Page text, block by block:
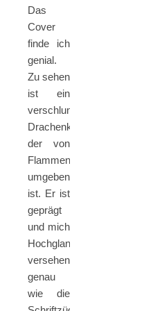
Das
Cover
finde ich
genial.
Zu sehen
ist ein
verschlungener
Drachenkopf,
der von
Flammen
umgeben
ist. Er ist
geprägt
und mich
Hochglanzfolie
versehen,
genau
wie die